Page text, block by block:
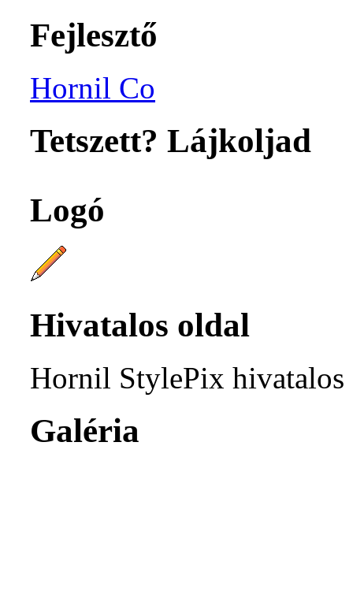
Fejlesztő
Hornil Co
Tetszett? Lájkoljad
Logó
Hivatalos oldal
Hornil StylePix hivatalos
Galéria